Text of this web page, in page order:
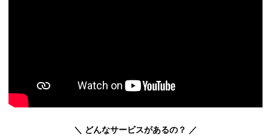
＼ どんなサービスがあるの？ ／